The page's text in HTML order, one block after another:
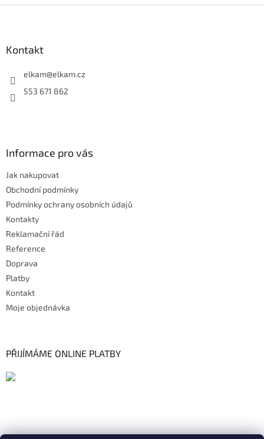
Kontakt
elkam@elkam.cz
553 671 862
Informace pro vás
Jak nakupovat
Obchodní podmínky
Podmínky ochrany osobních údajů
Kontakty
Reklamační řád
Reference
Doprava
Platby
Kontakt
Moje objednávka
PŘIJÍMÁME ONLINE PLATBY